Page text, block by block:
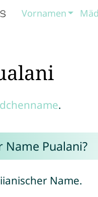
Vornamen
.
Pualani?
Name.